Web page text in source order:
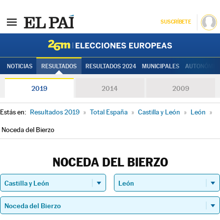
SUSCRÍBETE
NOTICIAS RESULTADOS RESULTADOS 2024 MUNICIPALES
2019 2014 2009
Estás en: Resultados 2019 » Total España » Castilla y León » León »
Noceda del Bierzo
NOCEDA DEL BIERZO